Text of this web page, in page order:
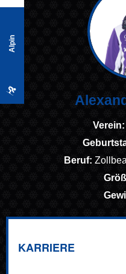
Alpin
Verein:
Beruf:
KARRIERE